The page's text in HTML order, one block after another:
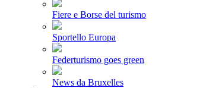
Fiere e Borse del turismo
Sportello Europa
Federturismo goes green
News da Bruxelles